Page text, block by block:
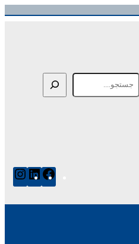
فیس‌بوک